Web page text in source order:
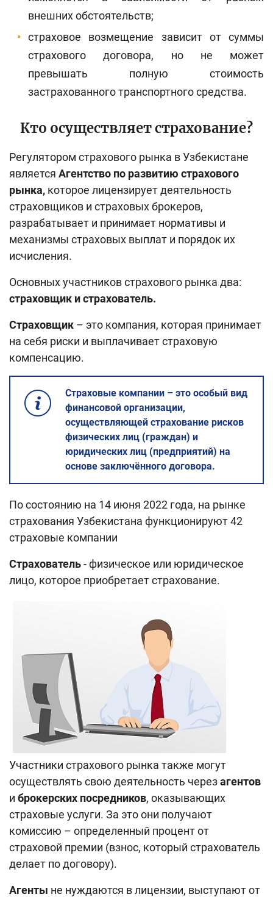
внешних обстоятельств;
страховое возмещение зависит от суммы
страхового договора, но не может
превышать полную стоимость
застрахованного транспортного средства.
Кто осуществляет страхование?
Регулятором страхового рынка в Узбекистане
является Агентство по развитию страхового
рынка, которое лицензирует деятельность
страховщиков и страховых брокеров,
разрабатывает и принимает нормативы и
механизмы страховых выплат и порядок их
исчисления.
Основных участников страхового рынка два:
страховщик и страхователь.
Страховщик – это компания, которая принимает
на себя риски и выплачивает страховую
компенсацию.
Страховые компании – это особый вид
финансовой организации,
осуществляющей страхование рисков
физических лиц (граждан) и
юридических лиц (предприятий) на
основе заключённого договора.
По состоянию на 14 июня 2022 года, на рынке
страхования Узбекистана функционируют 42
страховые компании
Страхователь- физическое или юридическое
лицо, которое приобретает страхование.
Участники страхового рынка также могут
осуществлять свою деятельность черезагентов
и брокерских посредников, оказывающих
страховые услуги. За это они получают
комиссию – определенный процент от
страховой премии (взнос, который страхователь
делает по договору).
Агенты не нуждаются в лицензии, выступают от